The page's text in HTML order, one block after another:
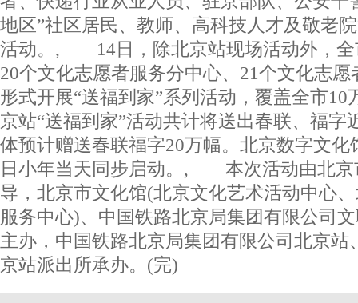
地区”社区居民、教师、高科技人才及敬老
活动。, 14日，除北京站现场活动外，全
20个文化志愿者服务分中心、21个文化志
形式开展“送福到家”系列活动，覆盖全市10
京站“送福到家”活动共计将送出春联、福字
体预计赠送春联福字20万幅。北京数字文化
日小年当天同步启动。, 本次活动由北京
导，北京市文化馆(北京文化艺术活动中心
服务中心)、中国铁路北京局集团有限公司
主办，中国铁路北京局集团有限公司北京站
京站派出所承办。(完)